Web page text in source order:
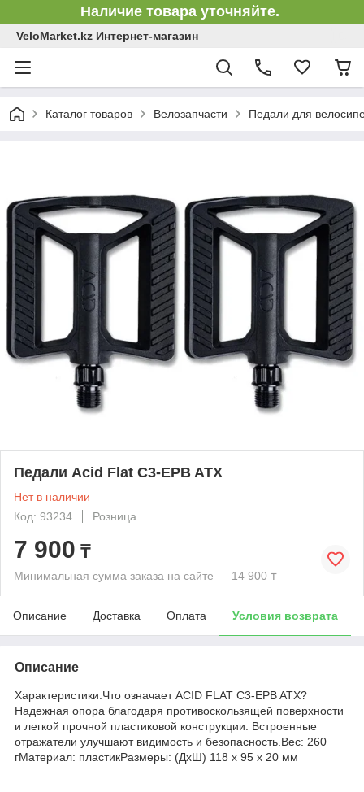
Наличие товара уточняйте.
VeloMarket.kz Интернет-магазин
Каталог товаров Велозапчасти Педали для
Педали Acid Flat C3-EPB ATX
Нет в наличии
Код: 93234
Розница
7 900 ₸
Минимальная сумма заказа на сайте — 14 900 ₸
Описание Доставка Оплата Условия возврата
Описание
Характеристики:Что означает ACID FLAT C3-EPB ATX?
Надежная опора благодаря противоскользящей поверхности
и легкой прочной пластиковой конструкции. Встроенные
отражатели улучшают видимость и безопасность.Вес: 260
гМатериал: пластикРазмеры: (ДхШ) 118 x 95 x 20 мм